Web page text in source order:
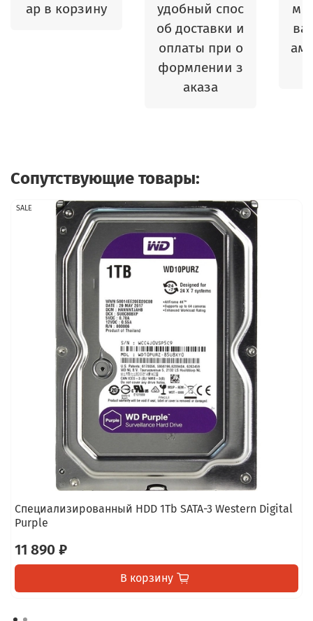
ар в корзину
удобный спос
об доставки и
оплаты при о
формлении з
аказа
м
Сопутствующие товары:
SALE
Специализированный HDD 1Tb SATA-3 Western Digital
Purple
11 890 ₽
В корзину